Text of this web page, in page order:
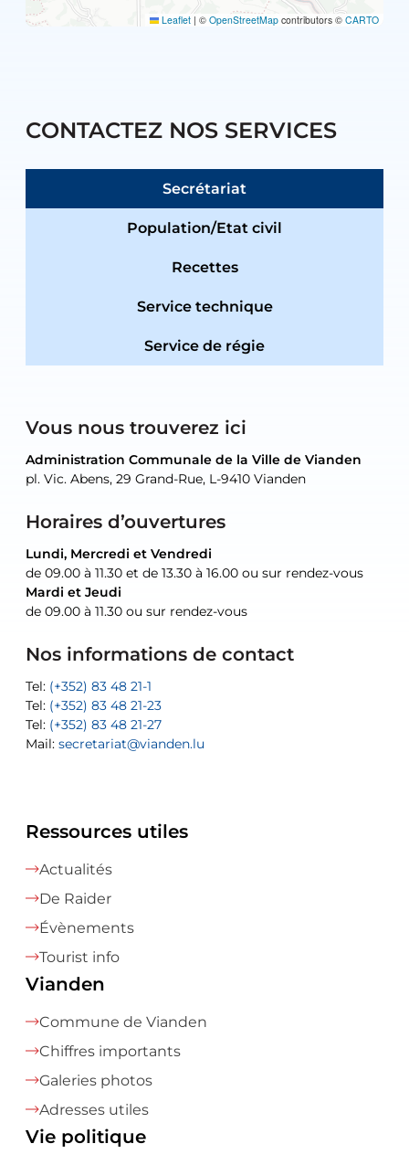
Leaflet | © OpenStreetMap contributors © CARTO
CONTACTEZ NOS SERVICES
Secrétariat
Population/Etat civil
Recettes
Service technique
Service de régie
Vous nous trouverez ici
Administration Communale de la Ville de Vianden
pl. Vic. Abens, 29 Grand-Rue, L-9410 Vianden
Horaires d’ouvertures
Lundi, Mercredi et Vendredi
de 09.00 à 11.30 et de 13.30 à 16.00 ou sur rendez-vous
Mardi et Jeudi
de 09.00 à 11.30 ou sur rendez-vous
Nos informations de contact
Tel: (+352) 83 48 21-1
Tel: (+352) 83 48 21-23
Tel: (+352) 83 48 21-27
Mail: secretariat@vianden.lu
Administration Communale de la Ville de Vianden
pl. Vic. Abens, 29 Grand-Rue, L-9410 Vianden
Lundi, Mercredi et Vendredi
de 09.00 à 11.30 et de 13.30 à 16.00 ou sur rendez-vous
Mardi et Jeudi
de 09.00 à 11.30 ou sur rendez-vous
Tel: (+352) 83 48 21-20
Tel: (+352) 83 48 21-22
Mail:sofia.carvalho@vianden.lu
Mail: diane.storn@vianden.lu
Administration Communale de la Ville de Vianden
pl. Vic. Abens, 29 Grand-Rue, L-9410 Vianden
uniquement sur rendez-vous
Mail:recette@vianden.lu
Administration Communale de la Ville de Vianden
pl. Vic. Abens, 29 Grand-Rue, L-9410 Vianden
uniquement sur rendez-vous
Tel:(+352) 83 48 21-31
Atelier Communal de la Ville de Vianden
30, rue Neugarten, L-9422 Vianden
uniquement sur rendez-vous
Tel:Permanence (Fuite d’eau) : 83 48 21 61
Ressources utiles
Actualités
De Raider
Évènements
Tourist info
Vianden
Commune de Vianden
Chiffres importants
Galeries photos
Adresses utiles
Vie politique